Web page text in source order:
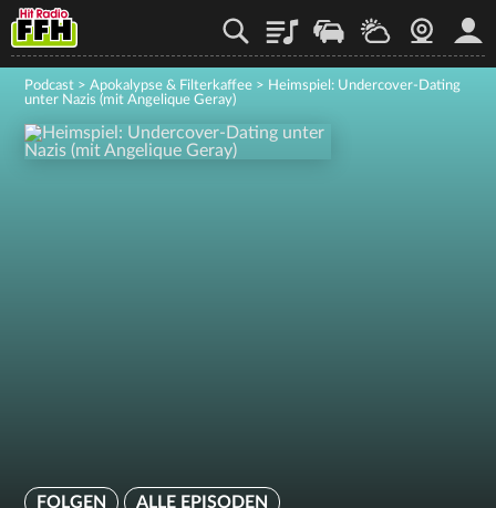
PlaylistStaupilotWetterWebcam
Podcast > Apokalypse & Filterkaffee > Heimspiel: Undercover-Dating
unter Nazis (mit Angelique Geray)
FOLGEN ALLE EPISODEN